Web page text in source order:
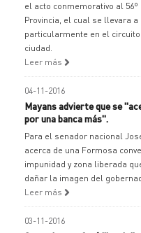
el acto conmemorativo al
Provincia, el cual se llevara a
particularmente en el
ciudad.
Leer más
04-11-2016
Mayans advierte que se
por una banca más".
Para el senador nacional
acerca de una Formosa
impunidad y zona liberada
dañar la imagen del
Leer más
03-11-2016